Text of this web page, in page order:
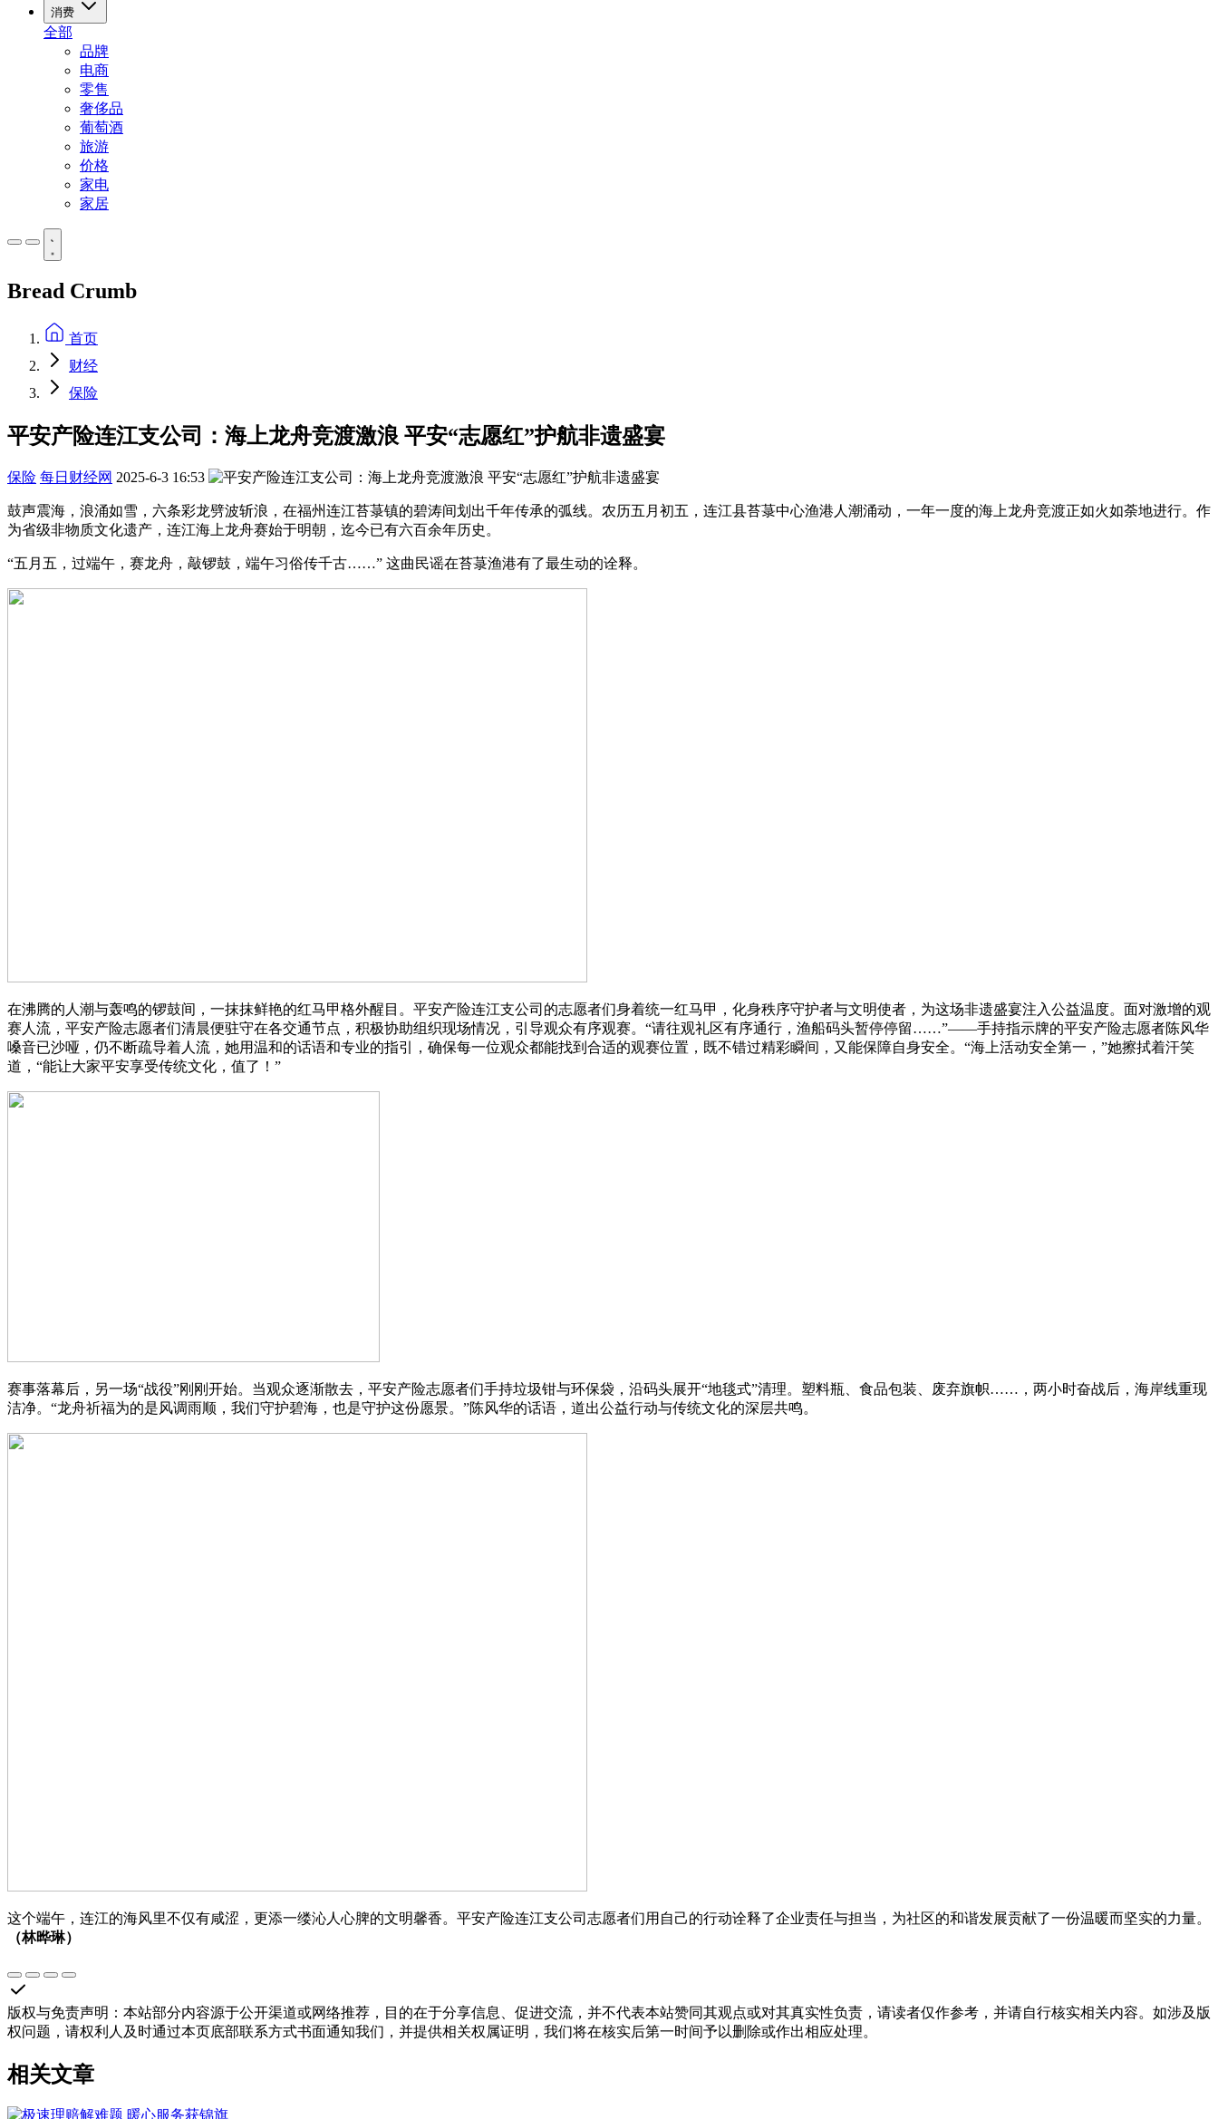
消费
全部
品牌
电商
零售
奢侈品
葡萄酒
旅游
价格
家电
家居
Bread Crumb
首页
财经
保险
平安产险连江支公司：海上龙舟竞渡激浪 平安“志愿红”护航非遗盛宴
保险 每日财经网 2025-6-3 16:53
鼓声震海，浪涌如雪，六条彩龙劈波斩浪，在福州连江苔菉镇的碧涛间划出千年传承的弧线。农历五月初五，连江县苔菉中心渔港人潮涌动，一年一度的海上龙舟竞渡正如火如荼地进行。作
为省级非物质文化遗产，连江海上龙舟赛始于明朝，迄今已有六百余年历史。
“五月五，过端午，赛龙舟，敲锣鼓，端午习俗传千古……” 这曲民谣在苔菉渔港有了最生动的诠释。
在沸腾的人潮与轰鸣的锣鼓间，一抹抹鲜艳的红马甲格外醒目。平安产险连江支公司的志愿者们身着统一红马甲，化身秩序守护者与文明使者，为这场非遗盛宴注入公益温度。面对激增的观
赛人流，平安产险志愿者们清晨便驻守在各交通节点，积极协助组织现场情况，引导观众有序观赛。“请往观礼区有序通行，渔船码头暂停停留……”——手持指示牌的平安产险志愿者陈风华
嗓音已沙哑，仍不断疏导着人流，她用温和的话语和专业的指引，确保每一位观众都能找到合适的观赛位置，既不错过精彩瞬间，又能保障自身安全。“海上活动安全第一，”她擦拭着汗笑
道，“能让大家平安享受传统文化，值了！”
赛事落幕后，另一场“战役”刚刚开始。当观众逐渐散去，平安产险志愿者们手持垃圾钳与环保袋，沿码头展开“地毯式”清理。塑料瓶、食品包装、废弃旗帜……，两小时奋战后，海岸线重现
洁净。“龙舟祈福为的是风调雨顺，我们守护碧海，也是守护这份愿景。”陈风华的话语，道出公益行动与传统文化的深层共鸣。
这个端午，连江的海风里不仅有咸涩，更添一缕沁人心脾的文明馨香。平安产险连江支公司志愿者们用自己的行动诠释了企业责任与担当，为社区的和谐发展贡献了一份温暖而坚实的力量。
（林晔琳）
版权与免责声明 ： 本站部分内容源于公开渠道或网络推荐，目的在于分享信息、促进交流，并不代表本站赞同其观点或对其真实性负责，请读者仅作参考，并请自行核实相关内容。如涉及版
权问题，请权利人及时通过本页底部联系方式书面通知我们，并提供相关权属证明，我们将在核实后第一时间予以删除或作出相应处理。
相关文章